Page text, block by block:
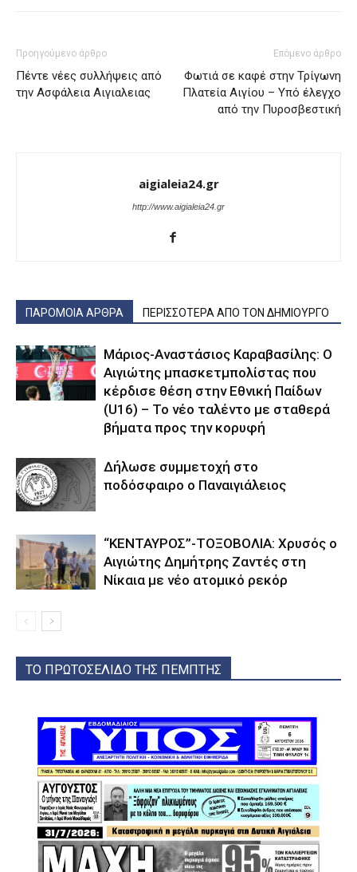
Προηγούμενο άρθρο
Πέντε νέες συλλήψεις από
την Ασφάλεια Αιγιαλειας
Επόμενο άρθρο
Φωτιά σε καφέ στην Τρίγωνη
Πλατεία Αιγίου – Υπό έλεγχο
από την Πυροσβεστική
aigialeia24.gr
http://www.aigialeia24.gr
ΠΑΡΟΜΟΙΑ ΑΡΘΡΑ ΠΕΡΙΣΣΟΤΕΡΑ ΑΠΟ ΤΟΝ ΔΗΜΙΟΥΡΓΟ
Μάριος-Αναστάσιος Καραβασίλης: Ο
Αιγιώτης μπασκετμπολίστας που
κέρδισε θέση στην Εθνική Παίδων
(U16) – Το νέο ταλέντο με σταθερά
βήματα προς την κορυφή
Δήλωσε συμμετοχή στο
ποδόσφαιρο ο Παναιγιάλειος
“ΚΕΝΤΑΥΡΟΣ”-ΤΟΞΟΒΟΛΙΑ: Χρυσός ο
Αιγιώτης Δημήτρης Ζαντές στη
Νίκαια με νέο ατομικό ρεκόρ
ΤΟ ΠΡΩΤΟΣΕΛΙΔΟ ΤΗΣ ΠΕΜΠΤΗΣ